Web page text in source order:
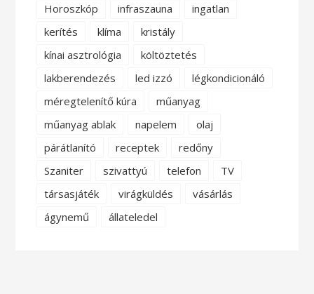
Horoszkóp
infraszauna
ingatlan
kerítés
klíma
kristály
kínai asztrológia
költöztetés
lakberendezés
led izzó
légkondicionáló
méregtelenítő kúra
műanyag
műanyag ablak
napelem
olaj
párátlanító
receptek
redőny
Szaniter
szivattyú telefon
TV
társasjáték
virágküldés
vásárlás
ágynemű
állateledel